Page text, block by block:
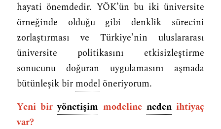
hayati önemdedir. YÖK’ün bu iki üniversite
örneğinde olduğu gibi denklik sürecini
zorlaştırması ve Türkiye’nin uluslararası
üniversite politikasını etkisizleştirme
sonucunu doğuran uygulamasını aşmada
bütünleşik bir modelöneriyorum.
Yeni biryönetişim modelineneden ihtiyaç
var?